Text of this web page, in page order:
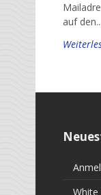
auf den...
White